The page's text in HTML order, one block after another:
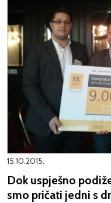
15.10.2015.
Dok uspješno
smo pričati jedni s